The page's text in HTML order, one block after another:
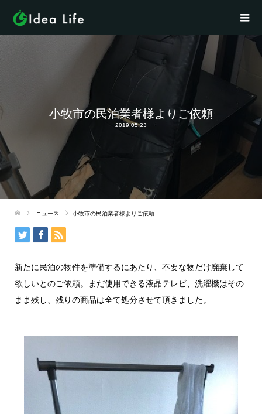
小牧市の民泊業者様よりご依頼
2019.05.23
ニュース 小牧市の民泊業者様よりご依頼
新たに民泊の物件を準備するにあたり、不要な物だけ廃棄して
欲しいとのご依頼。まだ使用できる液晶テレビ、洗濯機はその
まま残し、残りの商品は全て処分させて頂きました。